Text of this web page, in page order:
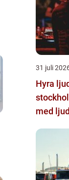
31 juli
Hyra
stockholm så
med